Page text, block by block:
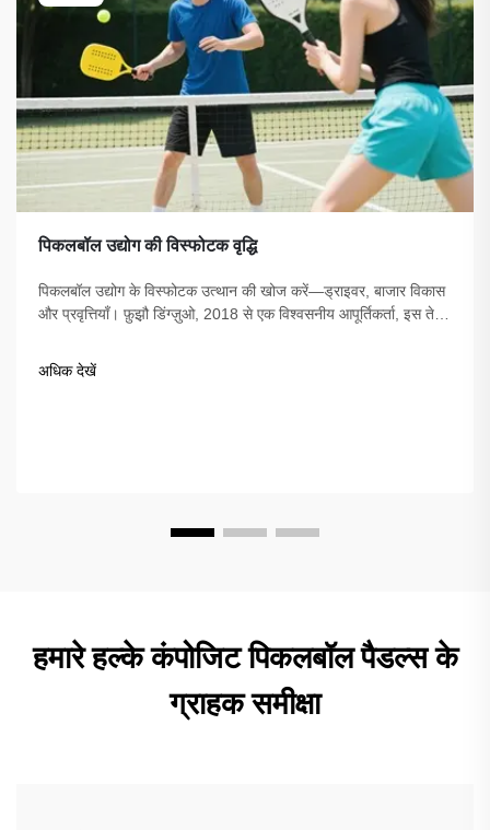
पिकलबॉल उद्योग की विस्फोटक वृद्धि
पिकलबॉल उद्योग के विस्फोटक उत्थान की खोज करें—ड्राइवर, बाजार विकास
और प्रवृत्तियाँ। फ़ुझ़ौ डिंग्ज़ुओ, 2018 से एक विश्वसनीय आपूर्तिकर्ता, इस तेजी
अधिक देखें
हमारे हल्के कंपोजिट पिकलबॉल पैडल्स के
ग्राहक समीक्षा